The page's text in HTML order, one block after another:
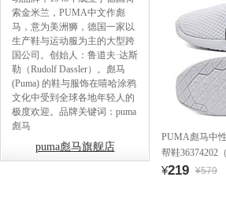
索金米兰，PUMA中文作彪
马，意为美洲狮，德国一家以
生产鞋与运动服为主的大型跨
国公司。创始人：鲁道夫·达斯
勒（Rudolf Dassler）。彪马
(Puma) 的鞋与服饰在嘻哈涂鸦
文化中受到全球各地年轻人的
极度欢迎。品牌关键词：puma
彪马
puma彪马旗舰店
PUMA彪马中
帮鞋36374202
¥219 ¥579